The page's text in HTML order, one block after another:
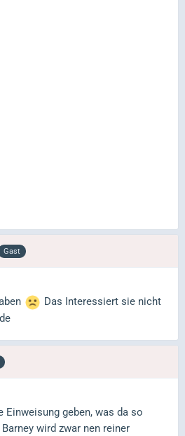
Gast
Das Interessiert sie nicht
geben, was da so
Barney wird zwar nen reiner